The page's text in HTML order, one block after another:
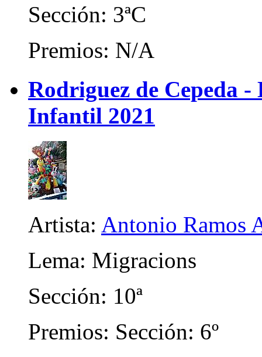
Sección: 3ªC
Premios: N/A
Rodriguez de Cepeda
Infantil 2021
Artista: Antonio Ramos
Lema: Migracions
Sección: 10ª
Premios: Sección: 6º